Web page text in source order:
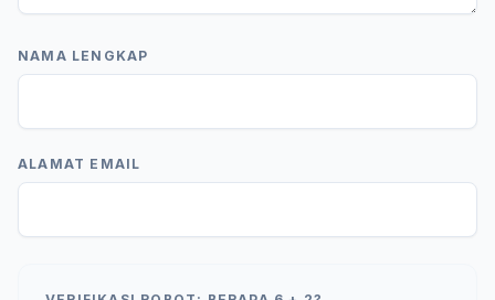
NAMA LENGKAP
ALAMAT EMAIL